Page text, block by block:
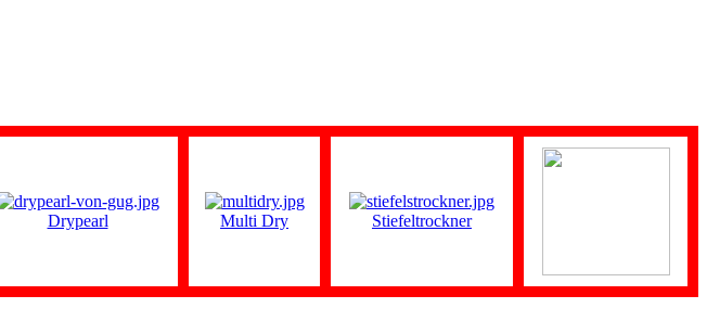
Drypearl Multi Dry Stiefeltrockner